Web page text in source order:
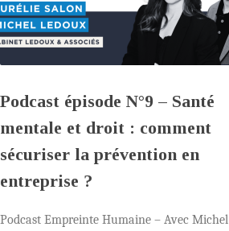
Podcast épisode N°9 – Santé
mentale et droit : comment
sécuriser la prévention en
entreprise ?
Podcast Empreinte Humaine – Avec Michel